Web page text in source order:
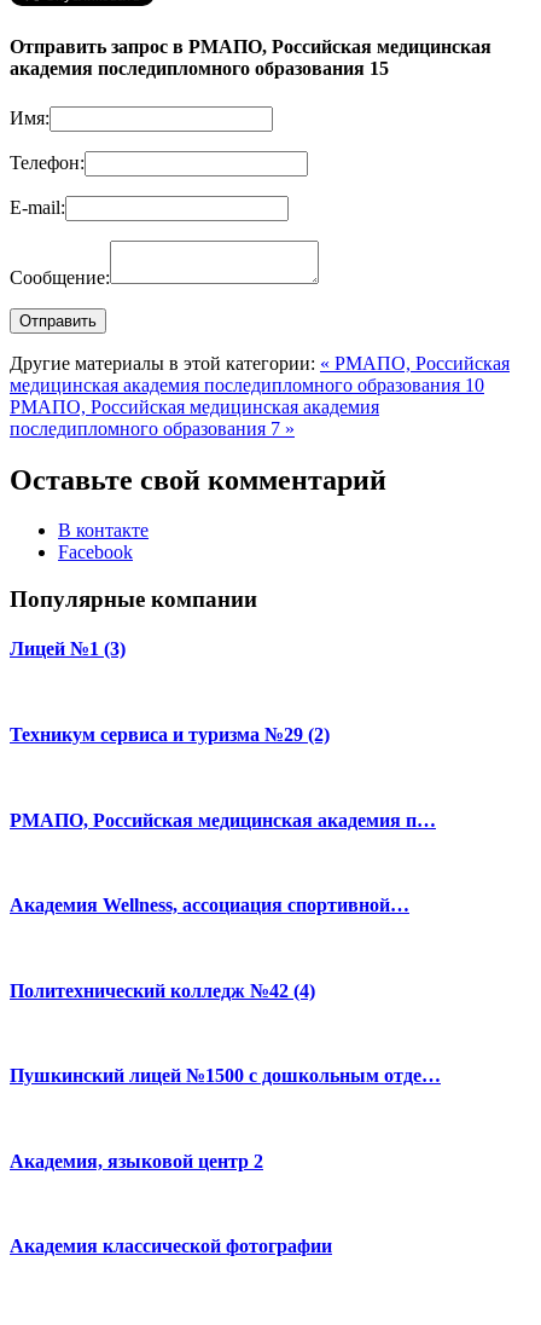
Отправить запрос в РМАПО, Российская медицинская
академия последипломного образования 15
Имя:
Телефон:
E-mail:
Сообщение:
Другие материалы в этой категории: « РМАПО, Российская
медицинская академия последипломного образования 10
РМАПО, Российская медицинская академия
последипломного образования 7 »
Оставьте свой комментарий
В контакте
Facebook
Популярные компании
Лицей №1 (3)
Техникум сервиса и туризма №29 (2)
РМАПО, Российская медицинская академия п…
Академия Wellness, ассоциация спортивной…
Политехнический колледж №42 (4)
Пушкинский лицей №1500 с дошкольным отде…
Академия, языковой центр 2
Академия классической фотографии